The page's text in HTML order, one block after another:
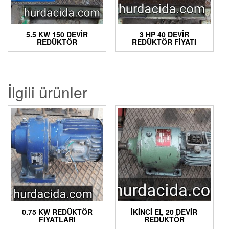
5.5 KW 150 DEVIR
REDÜKTÖR
3 HP 40 DEVIR
REDÜKTÖR FIYATI
İlgili ürünler
0.75 KW REDÜKTÖR
FIYATLARI
İKINCI EL 20 DEVIR
REDÜKTÖR